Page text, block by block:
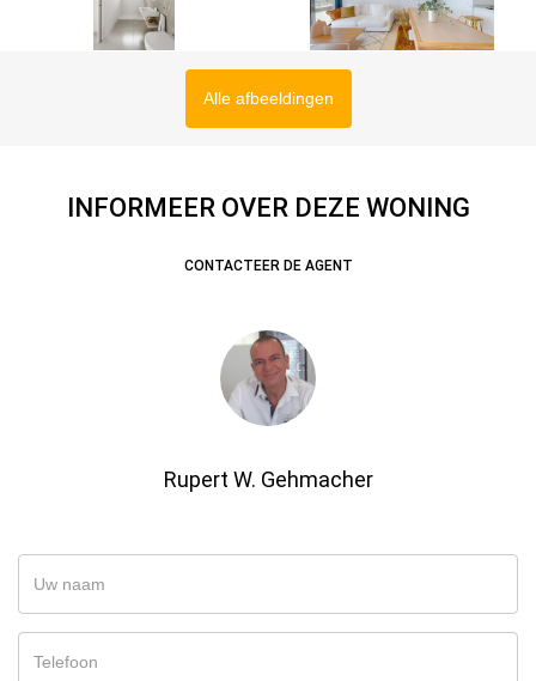
Alle afbeeldingen
INFORMEER OVER DEZE WONING
CONTACTEER DE AGENT
Rupert W. Gehmacher